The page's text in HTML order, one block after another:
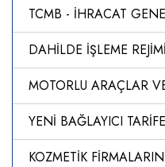
TCMB - İHRACAT
YENİ BAĞLAYICI
KOZMETİK